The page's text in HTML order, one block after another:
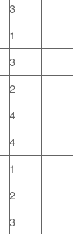
3
1
3
2
4
4
1
2
3